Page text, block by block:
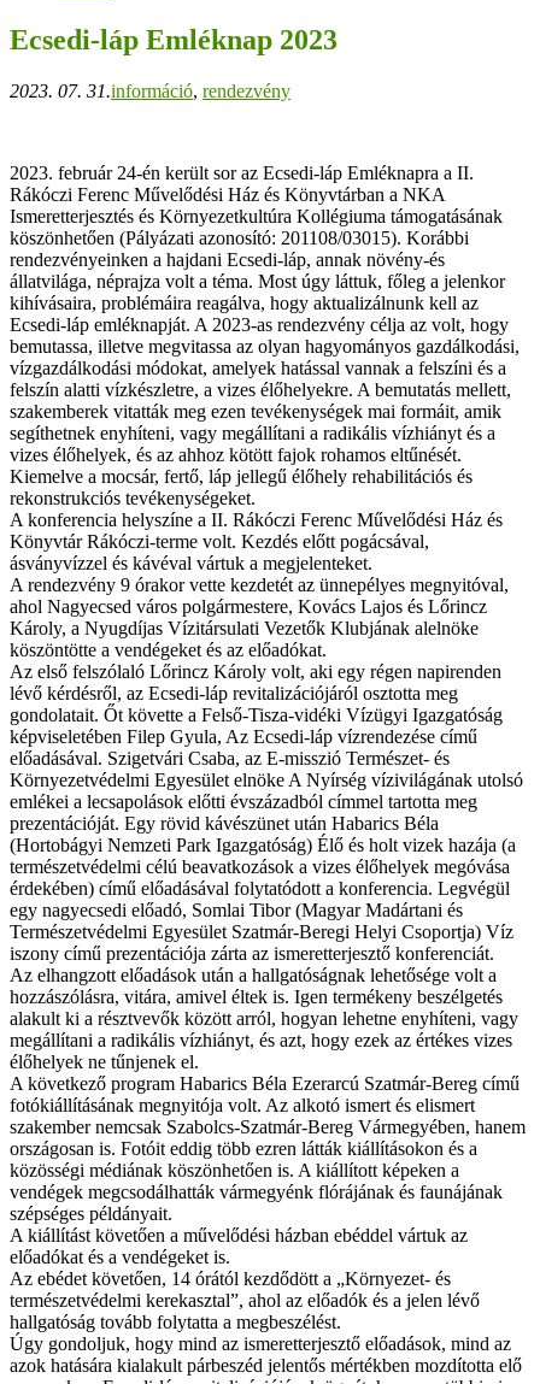
Ecsedi-láp Emléknap 2023
2023. 07. 31.információ, rendezvény
2023. február 24-én került sor az Ecsedi-láp Emléknapra a II.
Rákóczi Ferenc Művelődési Ház és Könyvtárban a NKA
Ismeretterjesztés és Környezetkultúra Kollégiuma támogatásának
köszönhetően (Pályázati azonosító: 201108/03015). Korábbi
rendezvényeinken a hajdani Ecsedi-láp, annak növény-és
állatvilága, néprajza volt a téma. Most úgy láttuk, főleg a jelenkor
kihívásaira, problémáira reagálva, hogy aktualizálnunk kell az
Ecsedi-láp emléknapját. A 2023-as rendezvény célja az volt, hogy
bemutassa, illetve megvitassa az olyan hagyományos gazdálkodási,
vízgazdálkodási módokat, amelyek hatással vannak a felszíni és a
felszín alatti vízkészletre, a vizes élőhelyekre. A bemutatás mellett,
szakemberek vitatták meg ezen tevékenységek mai formáit, amik
segíthetnek enyhíteni, vagy megállítani a radikális vízhiányt és a
vizes élőhelyek, és az ahhoz kötött fajok rohamos eltűnését.
Kiemelve a mocsár, fertő, láp jellegű élőhely rehabilitációs és
rekonstrukciós tevékenységeket.
A konferencia helyszíne a II. Rákóczi Ferenc Művelődési Ház és
Könyvtár Rákóczi-terme volt. Kezdés előtt pogácsával,
ásványvízzel és kávéval vártuk a megjelenteket.
A rendezvény 9 órakor vette kezdetét az ünnepélyes megnyitóval,
ahol Nagyecsed város polgármestere, Kovács Lajos és Lőrincz
Károly, a Nyugdíjas Vízitársulati Vezetők Klubjának alelnöke
köszöntötte a vendégeket és az előadókat.
Az első felszólaló Lőrincz Károly volt, aki egy régen napirenden
lévő kérdésről, az Ecsedi-láp revitalizációjáról osztotta meg
gondolatait. Őt követte a Felső-Tisza-vidéki Vízügyi Igazgatóság
képviseletében Filep Gyula, Az Ecsedi-láp vízrendezése című
előadásával. Szigetvári Csaba, az E-misszió Természet- és
Környezetvédelmi Egyesület elnöke A Nyírség vízivilágának utolsó
emlékei a lecsapolások előtti évszázadból címmel tartotta meg
prezentációját. Egy rövid kávészünet után Habarics Béla
(Hortobágyi Nemzeti Park Igazgatóság) Élő és holt vizek hazája (a
természetvédelmi célú beavatkozások a vizes élőhelyek megóvása
érdekében) című előadásával folytatódott a konferencia. Legvégül
egy nagyecsedi előadó, Somlai Tibor (Magyar Madártani és
Természetvédelmi Egyesület Szatmár-Beregi Helyi Csoportja) Víz
iszony című prezentációja zárta az ismeretterjesztő konferenciát.
Az elhangzott előadások után a hallgatóságnak lehetősége volt a
hozzászólásra, vitára, amivel éltek is. Igen termékeny beszélgetés
alakult ki a résztvevők között arról, hogyan lehetne enyhíteni, vagy
megállítani a radikális vízhiányt, és azt, hogy ezek az értékes vizes
élőhelyek ne tűnjenek el.
A következő program Habarics Béla Ezerarcú Szatmár-Bereg című
fotókiállításának megnyitója volt. Az alkotó ismert és elismert
szakember nemcsak Szabolcs-Szatmár-Bereg Vármegyében, hanem
országosan is. Fotóit eddig több ezren látták kiállításokon és a
közösségi médiának köszönhetően is. A kiállított képeken a
vendégek megcsodálhatták vármegyénk flórájának és faunájának
szépséges példányait.
A kiállítást követően a művelődési házban ebéddel vártuk az
előadókat és a vendégeket is.
Az ebédet követően, 14 órától kezdődött a „Környezet- és
természetvédelmi kerekasztal”, ahol az előadók és a jelen lévő
hallgatóság tovább folytatta a megbeszélést.
Úgy gondoljuk, hogy mind az ismeretterjesztő előadások, mind az
azok hatására kialakult párbeszéd jelentős mértékben mozdította elő